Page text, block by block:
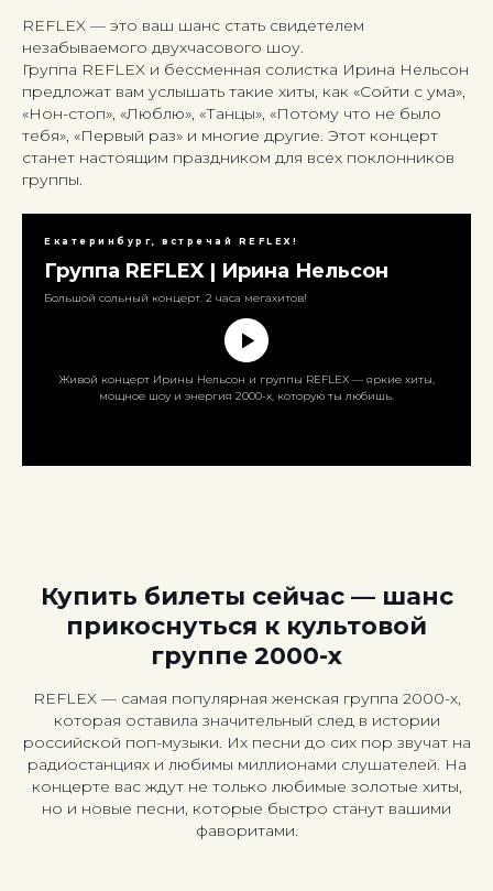
REFLEX — это ваш шанс стать свидетелем
незабываемого двухчасового шоу.
Группа REFLEX и бессменная солистка Ирина Нельсон
предложат вам услышать такие хиты, как «Сойти с ума»,
«Нон-стоп», «Люблю», «Танцы», «Потому что не было
тебя», «Первый раз» и многие другие. Этот концерт
станет настоящим праздником для всех поклонников
группы.
Живой концерт Ирины Нельсон и группы REFLEX — яркие хиты,
мощное шоу и энергия 2000-х, которую ты любишь.
Екатеринбург, встречай REFLEX!
Группа REFLEX | Ирина Нельсон
Большой сольный концерт. 2 часа мегахитов!
Купить билеты сейчас — шанс
прикоснуться к культовой
группе 2000-х
REFLEX — самая популярная женская группа 2000-х,
которая оставила значительный след в истории
российской поп-музыки. Их песни до сих пор звучат на
радиостанциях и любимы миллионами слушателей. На
концерте вас ждут не только любимые золотые хиты,
но и новые песни, которые быстро станут вашими
фаворитами.